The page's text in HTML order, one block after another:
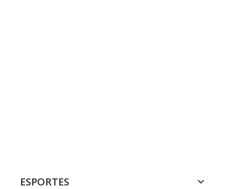
ESPORTES